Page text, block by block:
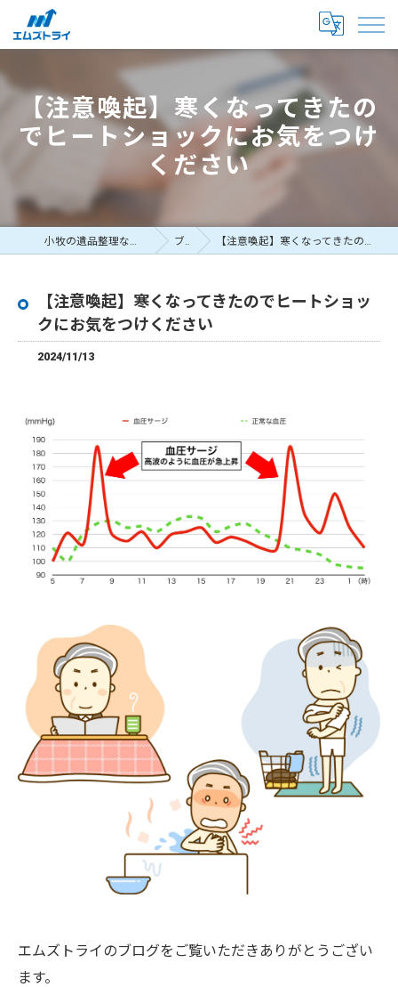
【注意喚起】寒くなってきたの
でヒートショックにお気をつけ
ください
小牧の遺品整理なら真心尽くすエムズトライ ブログ 【注意喚起】寒くなってきたのでヒートショックにお気をつけください
【注意喚起】寒くなってきたのでヒートショッ
クにお気をつけください
2024/11/13
エムズトライのブログをご覧いただきありがとうござい
ます。